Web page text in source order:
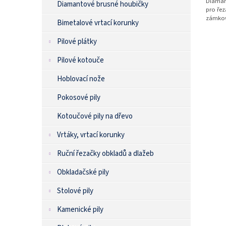
Diamantové brusné houbičky
Bimetalové vrtací korunky
Pilové plátky
Pilové kotouče
Hoblovací nože
Pokosové pily
Kotoučové pily na dřevo
Vrtáky, vrtací korunky
Ruční řezačky obkladů a dlažeb
Obkladačské pily
Stolové pily
Kamenické pily
pro